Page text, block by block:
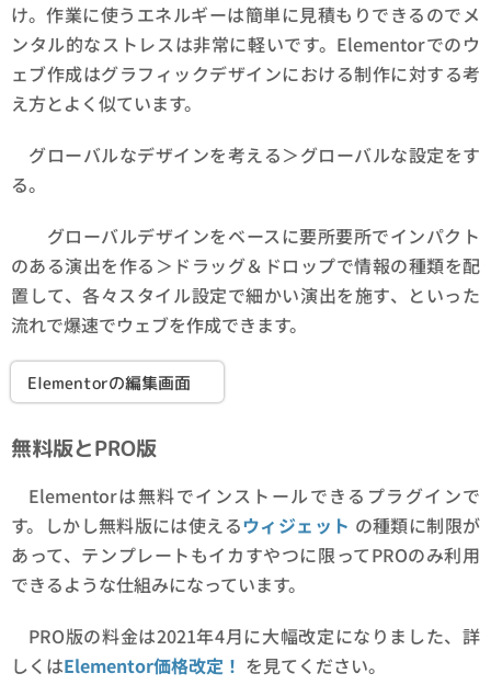
け。作業に使うエネルギーは簡単に見積もりできるのでメ
ンタル的なストレスは非常に軽いです。Elementorでのウ
ェブ作成はグラフィックデザインにおける制作に対する考
え方とよく似ています。
グローバルなデザインを考える＞グローバルな設定をす
る。
グローバルデザインをベースに要所要所でインパクト
のある演出を作る＞ドラッグ＆ドロップで情報の種類を配
置して、各々スタイル設定で細かい演出を施す、といった
流れで爆速でウェブを作成できます。
Elementorの編集画面
無料版とPRO版
Elementorは無料でインストールできるプラグインで
す。しかし無料版には使えるウィジェット の種類に制限が
あって、テンプレートもイカすやつに限ってPROのみ利用
できるような仕組みになっています。
PRO版の料金は2021年4月に大幅改定になりました、詳
しくはElementor価格改定！ を見てください。